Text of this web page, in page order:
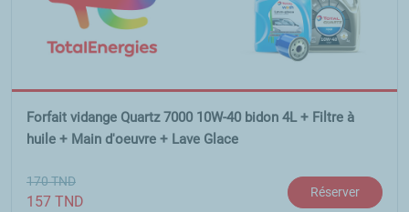
Forfait vidange Quartz 7000 10W-40 bidon 4L + Filtre à
huile + Main d'oeuvre + Lave Glace
170TND
157 TND
Réserver